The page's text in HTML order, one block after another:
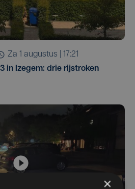
za 1 augustus | 17:21
in Izegem: drie rijstroken
×